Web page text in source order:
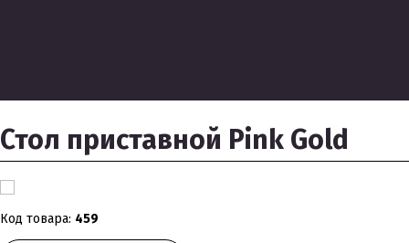
Стол приставной Pink Gold
Код товара: 459